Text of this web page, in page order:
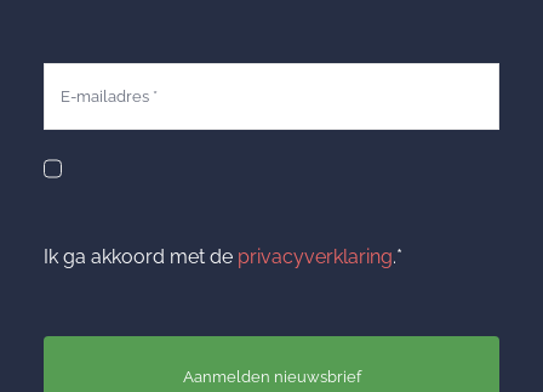
Ik ga akkoord met de privacyverklaring.*
Aanmelden nieuwsbrief